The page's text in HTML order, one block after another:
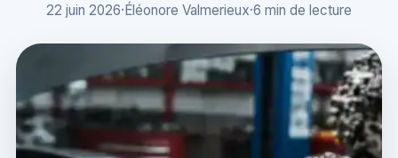
22 juin 2026·Éléonore Valmerieux·6 min de lecture